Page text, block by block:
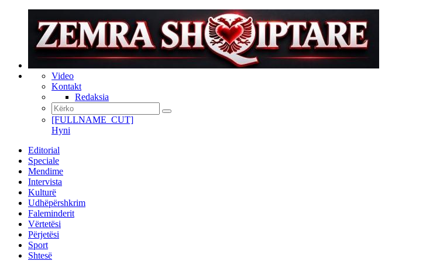
Video
Kontakt
Redaksia
[FULLNAME_CUT]
Hyni
Editorial
Speciale
Mendime
Intervista
Kulturë
Udhëpërshkrim
Faleminderit
Vërtetësi
Përjetësi
Sport
Shtesë